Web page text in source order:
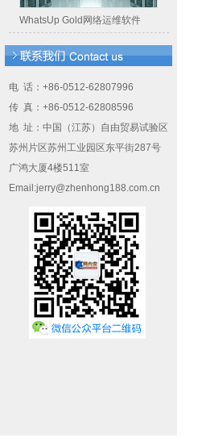
WhatsUp Gold网络运维软件
电 话：+86-0512-62807996
传 真：+86-0512-62808596
地 址：中国（江苏）自由贸易试验区
苏州片区苏州工业园区东平街287号
广鸿大厦4楼511室
Email:jerry@zhenhong188.com.cn